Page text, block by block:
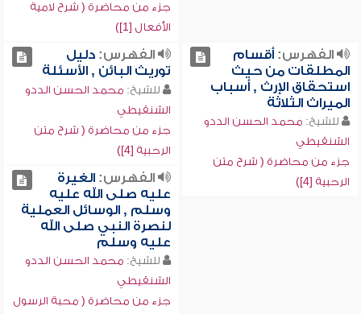
جزء من محاضرة ( شرح لامية
الأفعال [1])
الفهرس:أقسام
المطلقات من حيث
استحقاق الإرث , أسباب
الميراث الثلاثة
للشيخ: محمد الحسن الددو
الشنقيطي
جزء من محاضرة ( شرح متن
الرحبية [4])
الفهرس:دليل
توريث البائن , الأسئلة
للشيخ: محمد الحسن الددو
الشنقيطي
جزء من محاضرة ( شرح متن
الرحبية [4])
الفهرس:الغيرة
عليه صلى الله عليه
وسلم , الوسائل العملية
لنصرة النبي صلى الله
عليه وسلم
للشيخ: محمد الحسن الددو
الشنقيطي
جزء من محاضرة ( محبة الرسول